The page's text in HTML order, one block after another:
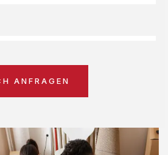
ANFRAGEN